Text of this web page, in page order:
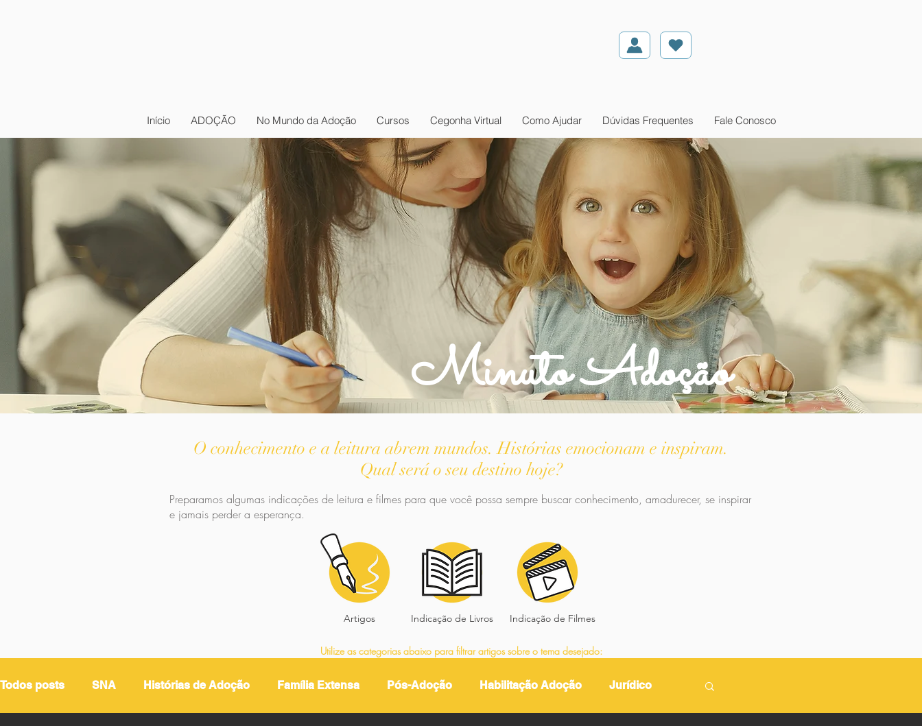
Início ADOÇÃO No Mundo da Adoção Cursos Cegonha Virtual Como Ajudar Dúvidas Frequentes Fale Conosco
Minuto Adoção
O conhecimento e a leitura abrem mundos. Histórias emocionam e inspiram.
Qual será o seu destino hoje?
Preparamos algumas indicações de leitura e filmes para que você possa sempre buscar conhecimento, amadurecer, se inspirar
e jamais perder a esperança.
Artigos Indicação de Livros Indicação de Filmes
Utilize as categorias abaixo para filtrar artigos sobre o tema desejado:
Todos posts SNA Histórias de Adoção Família Extensa Pós-Adoção Habilitação Adoção Jurídico